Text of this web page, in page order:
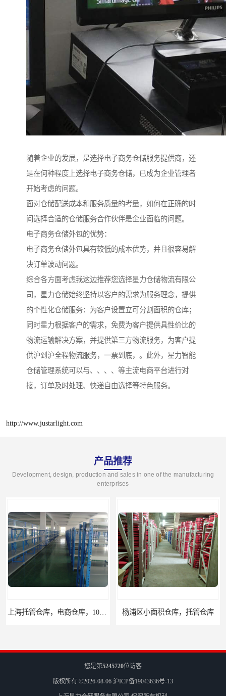
随着企业的发展，是选择电子商务仓储服务提供商，还
是在何种程度上选择电子商务仓储，已成为企业管理者
开始考虑的问题。
面对仓储配送成本和服务质量的考量，如何在正确的时
间选择合适的仓储服务合作伙伴是企业面临的问题。
电子商务仓储外包的优势：
电子商务仓储外包具有较低的成本优势，并且很容易解
决订单波动问题。
综合各方面考虑我这边推荐您选择星力仓储物流有限公
司，星力仓储始终坚持以客户的需求为服务理念，提供
的个性化仓储服务：为客户设置立可分割面积的仓库；
同时星力根据客户的需求，免费为客户提供具性价比的
物流运输解决方案，并提供第三方物流服务，为客户提
供沪到沪全程物流服务，一票到底，。此外，星力智能
仓储管理系统可以与、、、、等主流电商平台进行对
接，订单及时处理、快递自由选择等特色服务。
http://www.justarlight.com
产品推荐
Development, design, production and sales in one of the manufacturing
enterprises
杨浦区小面积仓库，托管仓库
您是第5245720位访客
版权所有 ©2026-08-06 沪ICP备19043636号-13